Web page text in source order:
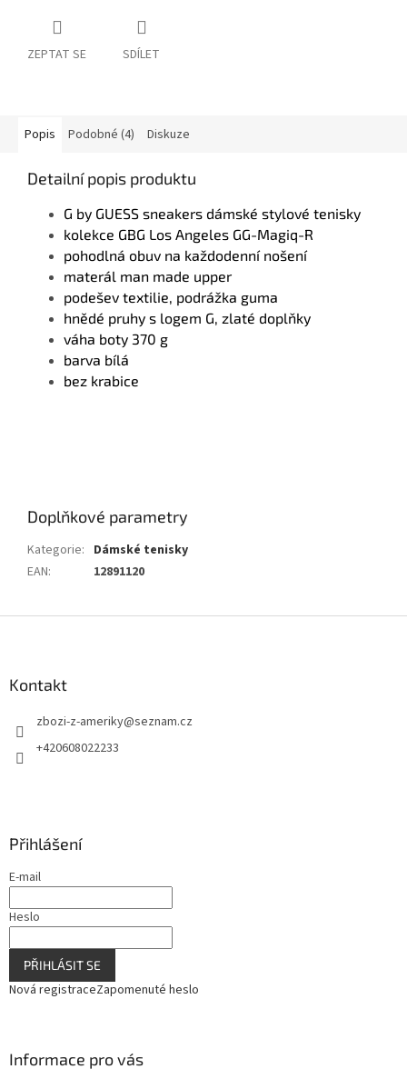
ZEPTAT SE SDÍLET
Popis Podobné (4) Diskuze
Detailní popis produktu
G by GUESS sneakers dámské stylové tenisky
kolekce GBG Los Angeles GG-Magiq-R
pohodlná obuv na každodenní nošení
materál man made upper
podešev textilie, podrážka guma
hnědé pruhy s logem G, zlaté doplňky
váha boty 370 g
barva bílá
bez krabice
Doplňkové parametry
Kategorie: Dámské tenisky
EAN: 12891120
Kontakt
zbozi-z-ameriky@seznam.cz
+420608022233
Přihlášení
E-mail
Heslo
PŘIHLÁSIT SE
Nová registraceZapomenuté heslo
Informace pro vás